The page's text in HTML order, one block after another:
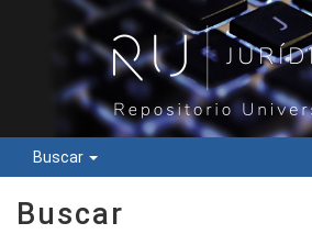
Buscar
Buscar